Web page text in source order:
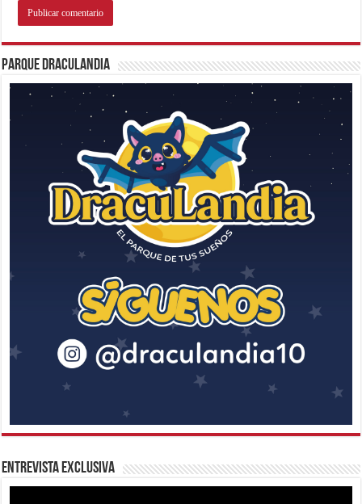
Parque Draculandia
Entrevista Exclusiva